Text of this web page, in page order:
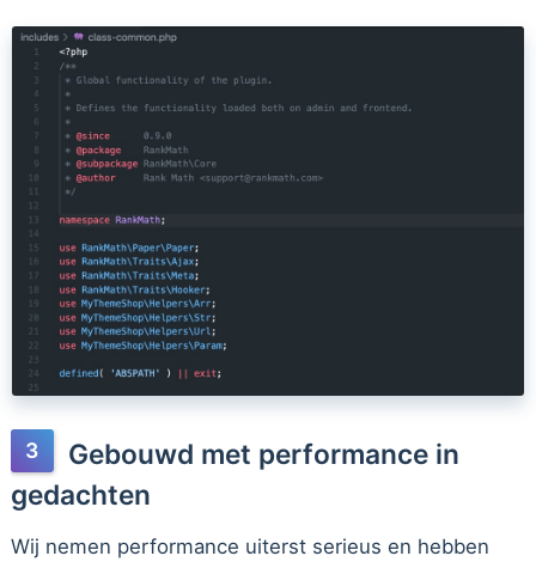
Gebouwd met performance in
gedachten
Wij nemen performance uiterst serieus en hebben